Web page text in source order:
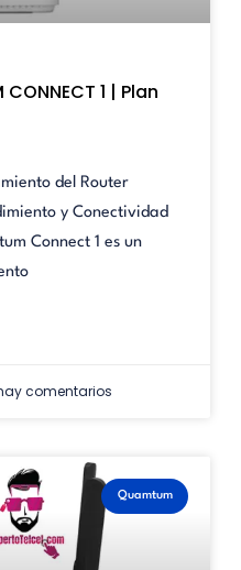
1 | Plan
del Router
y Conectividad
Connect 1 es un
comentarios
Quamtum